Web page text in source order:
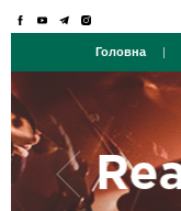
Головна |